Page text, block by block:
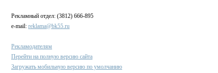
Рекламный отдел: (3812) 666-895
e-mail: reklama@bk55.ru
Рекламодателям
Перейти на полную версию сайта
Загружать мобильную версию по умолчанию